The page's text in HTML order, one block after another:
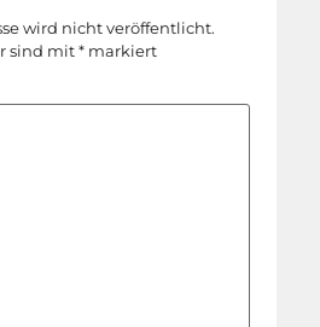
wird nicht veröffentlicht.
sind mit* markiert